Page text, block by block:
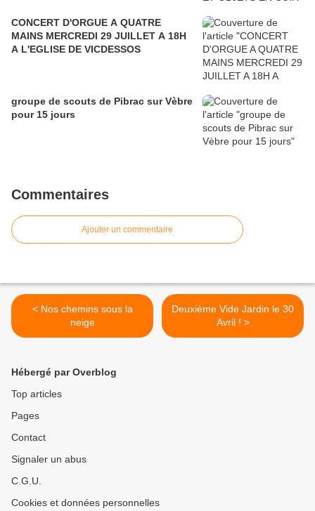
CONCERT D'ORGUE A QUATRE
MAINS MERCREDI 29 JUILLET A 18H
A L'EGLISE DE VICDESSOS
groupe de scouts de Pibrac sur Vèbre
pour 15 jours
Commentaires
Ajouter un commentaire
< Nos chemins sous la
neige
Deuxième Vide Jardin le 30
Avril ! >
Hébergé par Overblog
Top articles
Pages
Contact
Signaler un abus
C.G.U.
Cookies et données personnelles